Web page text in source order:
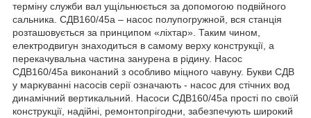
терміну служби вал ущільнюється за допомогою подвійного
сальника. СДВ160/45а – насос полупогружной, вся станція
розташовується за принципом «ліхтар». Таким чином,
електродвигун знаходиться в самому верху конструкції, а
перекачувальна частина занурена в рідину. Насос
СДВ160/45а виконаний з особливо міцного чавуну. Букви СДВ
у маркуванні насосів серії означають - насос для стічних вод
динамічний вертикальний. Насоси СДВ160/45а прості по своїй
конструкції, надійні, ремонтопрігодни, забезпечують широкий